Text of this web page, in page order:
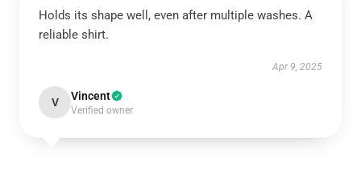
Holds its shape well, even after multiple washes. A
reliable shirt.
Apr 9, 2025
V Vincent
Verified owner